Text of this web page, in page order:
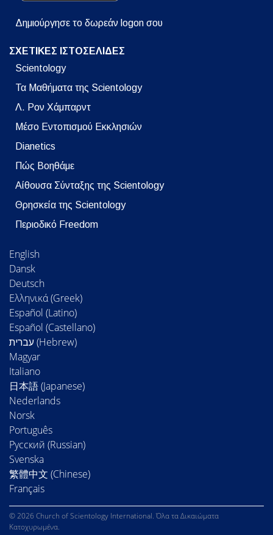
Δημιούργησε το δωρεάν logon σου
ΣΧΕΤΙΚΕΣ ΙΣΤΟΣΕΛΙΔΕΣ
Scientology
Τα Μαθήματα της Scientology
Λ. Ρον Χάμπαρντ
Μέσο Εντοπισμού Εκκλησιών
Dianetics
Πώς Βοηθάμε
Αίθουσα Σύνταξης της Scientology
Θρησκεία της Scientology
Περιοδικό Freedom
English
Dansk
Deutsch
Ελληνικά (Greek)
Español (Latino)
Español (Castellano)
Magyar
Italiano
日本語 (Japanese)
Nederlands
Norsk
Português
Русский (Russian)
Svenska
繁體中文 (Chinese)
Français
© 2026 Church of Scientology International. Όλα τα Δικαιώματα
Κατοχυρωμένα.